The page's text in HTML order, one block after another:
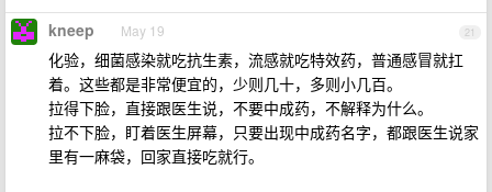
21
kneep May 19
化验，细菌感染就吃抗生素，流感就吃特效药，普通感冒就扛
着。这些都是非常便宜的，少则几十，多则小几百。
拉得下脸，直接跟医生说，不要中成药，不解释为什么。
拉不下脸，盯着医生屏幕，只要出现中成药名字，都跟医生说家
里有一麻袋，回家直接吃就行。